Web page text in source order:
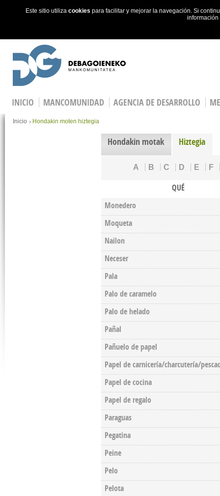
Este sitio utiliza cookies para facilitar y mejorar la navegación. Si
INICIO MANCOMUNIDAD AGENCIA DE DESARROLLO
You are here
Inicio Hondakin moten hiztegia
Hondakin motak Hiztegia
A B C D E F
QUÉ
Monedero
Moqueta
Nailon
Neceser
Pala
Palo de caramelo
Palo de helado
Pañal
Pañuelo de papel
Papel de carnicería/charcutería/
Papel de cocina
Papel de regalo
Paraguas
Pegatina
Peine
Pelo
Pelota